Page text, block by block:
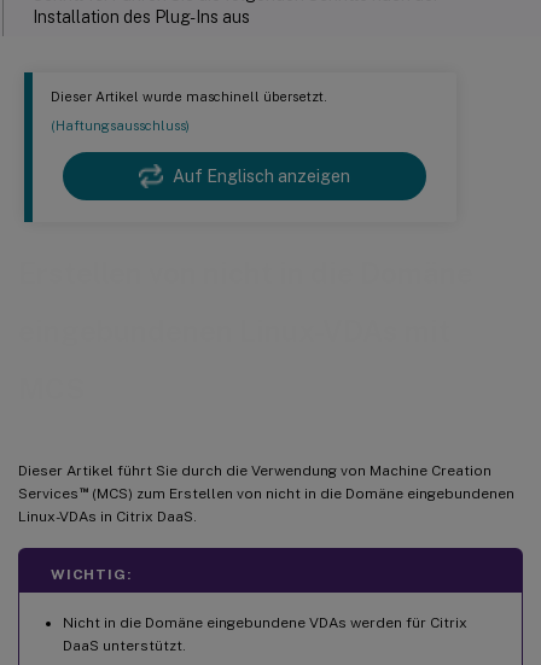
Dieser Artikel wurde maschinell übersetzt.
(Haftungsausschluss)
Auf Englisch anzeigen
Dieser Artikel führt Sie durch die Verwendung von Machine Creation
Services ™(MCS) zum Erstellen von nicht in die Domäne eingebundenen
Linux-VDAs in Citrix DaaS.
WICHTIG:
Nicht in die Domäne eingebundene VDAs werden für Citrix
DaaS unterstützt.
Installation des Plug-Ins aus
Schritt 2a: Verbindung
Schritt 2b: Speicherverwaltung
Schritt 2c: Speicherauswahl
Schritt 3c: Repositories aktivieren, um das Paket tdb-tools zu
installieren (nur für RHEL 7)
Schritt 3d: (Nur für SUSE) ntfs-3g manuell installieren
/etc/network/interfaces